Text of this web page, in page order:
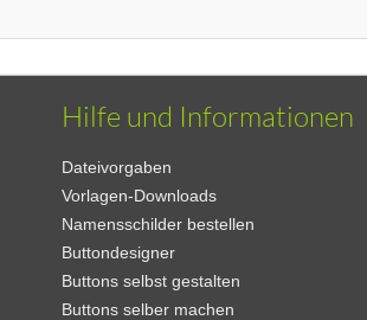
Hilfe und Informationen
Dateivorgaben
Vorlagen-Downloads
Namensschilder bestellen
Buttondesigner
Buttons selbst gestalten
Buttons selber machen